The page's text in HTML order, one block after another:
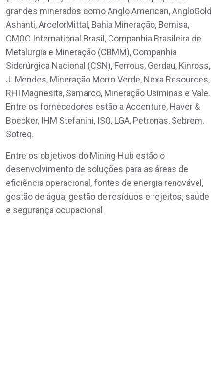
grandes minerados como Anglo American, AngloGold
Ashanti, ArcelorMittal, Bahia Mineração, Bemisa,
CMOC International Brasil, Companhia Brasileira de
Metalurgia e Mineração (CBMM), Companhia
Siderúrgica Nacional (CSN), Ferrous, Gerdau, Kinross,
J. Mendes, Mineração Morro Verde, Nexa Resources,
RHI Magnesita, Samarco, Mineração Usiminas e Vale.
Entre os fornecedores estão a Accenture, Haver &
Boecker, IHM Stefanini, ISQ, LGA, Petronas, Sebrem,
Sotreq.
Entre os objetivos do Mining Hub estão o
desenvolvimento de soluções para as áreas de
eficiência operacional, fontes de energia renovável,
gestão de água, gestão de resíduos e rejeitos, saúde
e segurança ocupacional